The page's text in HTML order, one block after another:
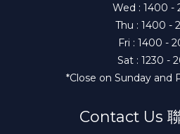
Wed : 1400 -
Thu : 1400 -
Fri : 1400 -
Sat : 1230 -
*Close on Sunday and
Contact Us